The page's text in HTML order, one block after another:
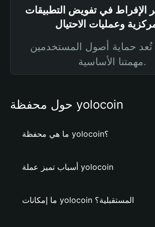
الإفراط في تفويض التطبيقات
وعمليات الاحتيال
حماية أصول المستخدمين
مهمتنا الأساسية.
حول محفظة yolocoin
ما هي محفظة yolocoin؟
أسباب تميز عملة yolocoin
ما إمكانات yolocoin المستقبلية؟